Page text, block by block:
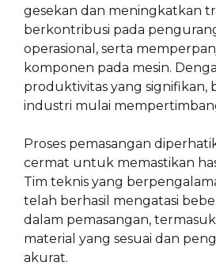
gesekan dan meningkatkan
berkontribusi pada
operasional, serta
komponen pada mesin.
produktivitas yang signifikan,
industri mulai
Proses pemasangan
cermat untuk memastikan
Tim teknis yang
telah berhasil mengatasi
dalam pemasangan,
material yang sesuai dan
akurat.